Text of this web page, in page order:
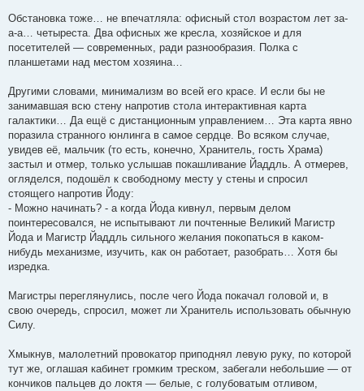
Обстановка тоже… не впечатляла: офисный стол возрастом лет за-
а-а… четыреста. Два офисных же кресла, хозяйское и для
посетителей — современных, ради разнообразия. Полка с
планшетами над местом хозяина…
Другими словами, минимализм во всей его красе. И если бы не
занимавшая всю стену напротив стола интерактивная карта
галактики… Да ещё с дистанционным управлением… Эта карта явно
поразила странного юнлинга в самое сердце. Во всяком случае,
увидев её, мальчик (то есть, конечно, Хранитель, гость Храма)
застыл и отмер, только услышав покашливание Йаддль. А отмерев,
огляделся, подошёл к свободному месту у стены и спросил
стоящего напротив Йоду:
- Можно начинать? - а когда Йода кивнул, первым делом
поинтересовался, не испытывают ли почтенные Великий Магистр
Йода и Магистр Йаддль сильного желания покопаться в каком-
нибудь механизме, изучить, как он работает, разобрать… Хотя бы
изредка.
Магистры переглянулись, после чего Йода покачал головой и, в
свою очередь, спросил, может ли Хранитель использовать обычную
Силу.
Хмыкнув, малолетний провокатор приподнял левую руку, по которой
тут же, оглашая кабинет громким треском, забегали небольшие — от
кончиков пальцев до локтя — белые, с голубоватым отливом,